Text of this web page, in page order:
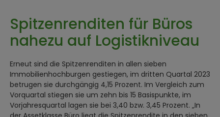
Spitzenrenditen für Büros
nahezu auf Logistikniveau
Erneut sind die Spitzenrenditen in allen sieben
Immobilienhochburgen gestiegen, im dritten Quartal 2023
betrugen sie durchgängig 4,15 Prozent. Im Vergleich zum
Vorquartal stiegen sie um zehn bis 15 Basispunkte, im
Vorjahresquartal lagen sie bei 3,40 bzw. 3,45 Prozent. „In